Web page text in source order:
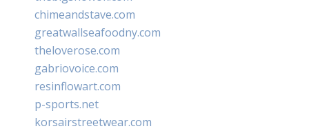
chimeandstave.com
greatwallseafoodny.com
theloverose.com
gabriovoice.com
resinflowart.com
p-sports.net
korsairstreetwear.com